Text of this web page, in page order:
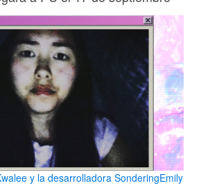
y la desarrolladora SonderingEmily